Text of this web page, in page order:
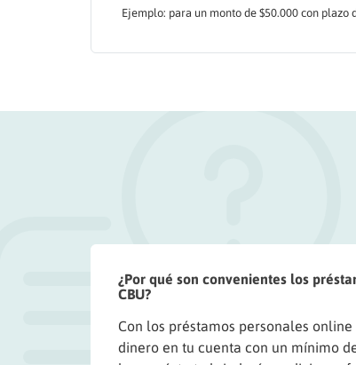
Ejemplo: para un monto de $50.000 con plazo
¿Por qué son convenientes los
CBU?
Con los préstamos personales
dinero en tu cuenta con un mínimo